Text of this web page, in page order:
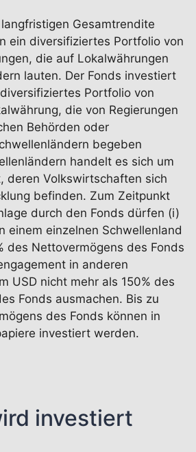
Gesamtrendite
ein diversifiziertes Portfolio von
die auf Lokalwährungen
lauten. Der Fonds investiert
Portfolio von
die von Regierungen
Behörden oder
begeben
handelt es sich um
deren Volkswirtschaften sich
befinden. Zum Zeitpunkt
durch den Fonds dürfen (i)
einem einzelnen Schwellenland
des Nettovermögens des Fonds
in anderen
USD nicht mehr als 150% des
Fonds ausmachen. Bis zu
des Fonds können in
investiert werden.
investiert